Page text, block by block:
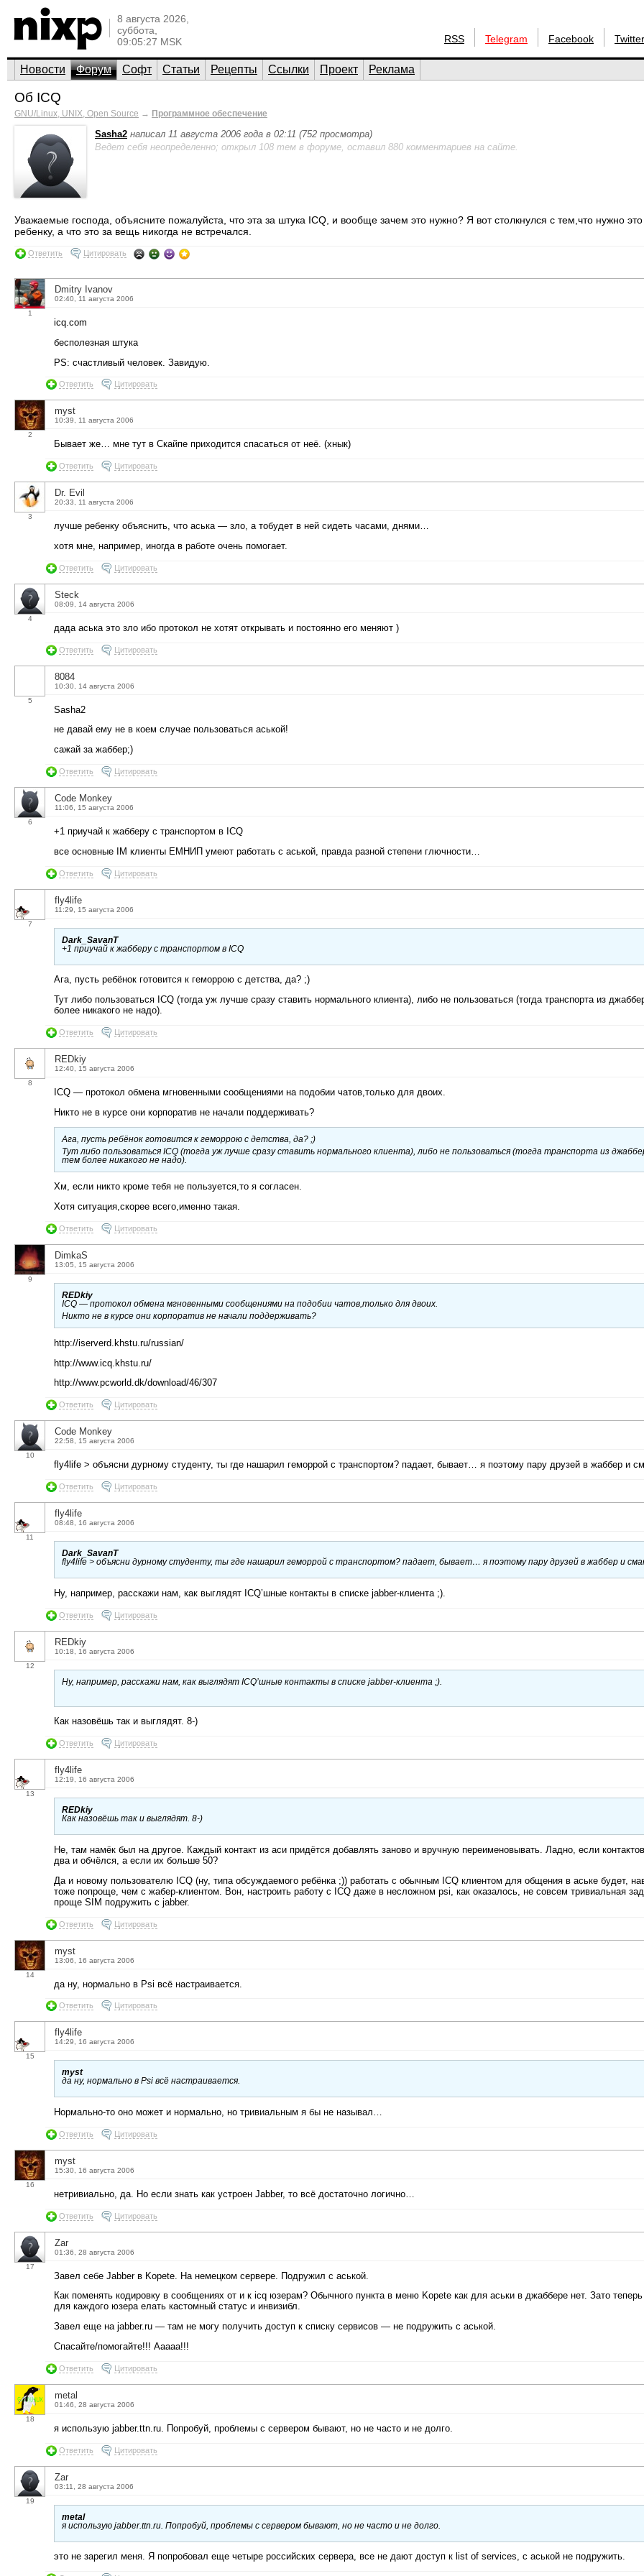
8 августа 2026,
суббота,
09:05:27 MSK
RSS Telegram Facebook Twitter
Новости Форум Софт Статьи Рецепты Ссылки Проект Реклама
Об ICQ
GNU/Linux, UNIX, Open Source → Программное обеспечение
Sasha2 написал 11 августа 2006 года в 02:11 (752 просмотра)
Ведет себя неопределенно; открыл 108 тем в форуме, оставил 880 комментариев на сайте.
Уважаемые господа, объясните пожалуйста, что эта за штука ICQ, и вообще зачем это нужно? Я вот столкнулся с тем,что нужно
ребенку, а что это за вещь никогда не встречался.
Ответить Цитировать
1
Dmitry Ivanov
02:40, 11 августа 2006
icq.com
бесполезная штука
PS: счастливый человек. Завидую.
Ответить Цитировать
2
myst
10:39, 11 августа 2006
Бывает же… мне тут в Скайпе приходится спасаться от неё. (хнык)
Ответить Цитировать
3
Dr. Evil
20:33, 11 августа 2006
лучше ребенку объяснить, что аська — зло, а тобудет в ней сидеть часами, днями…
хотя мне, например, иногда в работе очень помогает.
Ответить Цитировать
4
Steck
08:09, 14 августа 2006
дада аська это зло ибо протокол не хотят открывать и постоянно его меняют )
Ответить Цитировать
5
8084
10:30, 14 августа 2006
Sasha2
не давай ему не в коем случае пользоваться аськой!
сажай за жаббер;)
Ответить Цитировать
6
Code Monkey
11:06, 15 августа 2006
+1 приучай к жабберу с транспортом в ICQ
все основные IM клиенты ЕМНИП умеют работать с аськой, правда разной степени глючности…
Ответить Цитировать
7
fly4life
11:29, 15 августа 2006
Dark_SavanT
+1 приучай к жабберу с транспортом в ICQ
Ага, пусть ребёнок готовится к геморрою с детства, да? ;)
Тут либо пользоваться ICQ (тогда уж лучше сразу ставить нормального клиента), либо не пользоваться (тогда транспорта из
более никакого не надо).
Ответить Цитировать
8
REDkiy
12:40, 15 августа 2006
ICQ — протокол обмена мгновенными сообщениями на подобии чатов,только для двоих.
Никто не в курсе они корпоратив не начали поддерживать?
Ага, пусть ребёнок готовится к геморрою с детства, да? ;)
Тут либо пользоваться ICQ (тогда уж лучше сразу ставить нормального клиента), либо не пользоваться (тогда транспорта из
тем более никакого не надо).
Хм, если никто кроме тебя не пользуется,то я согласен.
Хотя ситуация,скорее всего,именно такая.
Ответить Цитировать
9
DimkaS
13:05, 15 августа 2006
REDkiy
ICQ — протокол обмена мгновенными сообщениями на подобии чатов,только для двоих.
Никто не в курсе они корпоратив не начали поддерживать?
http://iserverd.khstu.ru/russian/
http://www.icq.khstu.ru/
http://www.pcworld.dk/download/46/307
Ответить Цитировать
10
Code Monkey
22:58, 15 августа 2006
fly4life > объясни дурному студенту, ты где нашарил геморрой с транспортом? падает, бывает… я поэтому пару друзей в жаббер и
Ответить Цитировать
11
fly4life
08:48, 16 августа 2006
Dark_SavanT
fly4life > объясни дурному студенту, ты где нашарил геморрой с транспортом? падает, бывает… я поэтому пару друзей в жаббер и
Ну, например, расскажи нам, как выглядят ICQ’шные контакты в списке jabber-клиента ;).
Ответить Цитировать
12
REDkiy
10:18, 16 августа 2006
Ну, например, расскажи нам, как выглядят ICQ’шные контакты в списке jabber-клиента ;).
Как назовёшь так и выглядят. 8-)
Ответить Цитировать
13
fly4life
12:19, 16 августа 2006
REDkiy
Как назовёшь так и выглядят. 8-)
Не, там намёк был на другое. Каждый контакт из аси придётся добавлять заново и вручную переименовывать. Ладно, если
два и обчёлся, а если их больше 50?
Да и новому пользователю ICQ (ну, типа обсуждаемого ребёнка ;)) работать с обычным ICQ клиентом для общения в аське будет,
тоже попроще, чем с жабер-клиентом. Вон, настроить работу с ICQ даже в несложном psi, как оказалось, не совсем тривиальная
проще SIM подружить с jabber.
Ответить Цитировать
14
myst
13:06, 16 августа 2006
да ну, нормально в Psi всё настраивается.
Ответить Цитировать
15
fly4life
14:29, 16 августа 2006
myst
да ну, нормально в Psi всё настраивается.
Нормально-то оно может и нормально, но тривиальным я бы не называл…
Ответить Цитировать
16
myst
15:30, 16 августа 2006
нетривиально, да. Но если знать как устроен Jabber, то всё достаточно логично…
Ответить Цитировать
17
Zar
01:36, 28 августа 2006
Завел себе Jabber в Kopete. На немецком сервере. Подружил с аськой.
Как поменять кодировку в сообщениях от и к icq юзерам? Обычного пункта в меню Kopete как для аськи в джаббере нет. Зато
для каждого юзера елать кастомный статус и инвизибл.
Завел еще на jabber.ru — там не могу получить доступ к списку сервисов — не подружить с аськой.
Спасайте/помогайте!!! Ааааа!!!
Ответить Цитировать
18
metal
01:46, 28 августа 2006
я использую jabber.ttn.ru. Попробуй, проблемы с сервером бывают, но не часто и не долго.
Ответить Цитировать
19
Zar
03:11, 28 августа 2006
metal
я использую jabber.ttn.ru. Попробуй, проблемы с сервером бывают, но не часто и не долго.
это не зарегил меня. Я попробовал еще четыре российских сервера, все не дают доступ к list of services, с аськой не подружить.